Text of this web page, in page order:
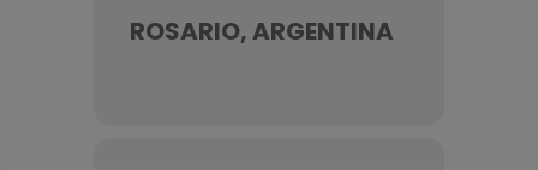
ROSARIO, ARGENTINA